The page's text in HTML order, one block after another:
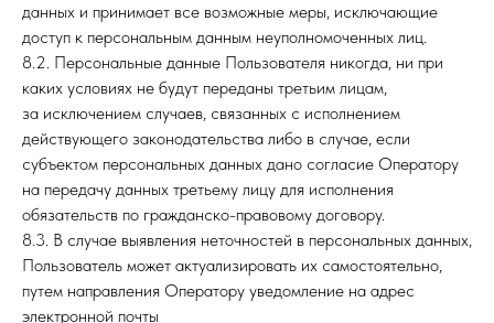
данных и принимает все возможные меры, исключающие
доступ к персональным данным неуполномоченных лиц.
8.2. Персональные данные Пользователя никогда, ни при
каких условиях не будут переданы третьим лицам,
за исключением случаев, связанных с исполнением
действующего законодательства либо в случае, если
субъектом персональных данных дано согласие Оператору
на передачу данных третьему лицу для исполнения
обязательств по гражданско-правовому договору.
8.3. В случае выявления неточностей в персональных данных,
Пользователь может актуализировать их самостоятельно,
путем направления Оператору уведомление на адрес
электронной почты